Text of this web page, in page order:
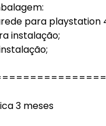
para playstation
instalação;
3 meses